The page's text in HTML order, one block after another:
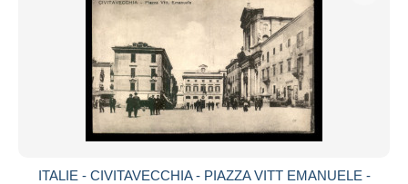
ITALIE - CIVITAVECCHIA - PIAZZA VITT EMANUELE -